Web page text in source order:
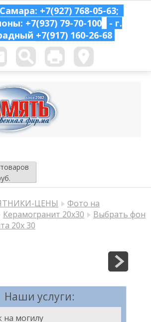
+7(927) 768-05-63;
+7(937) 79-70-100
- г.
+7(917) 160-26-68
товаров
ЦЕНЫ
Фото на
Керамогранит 20х30
Выбрать фон
20х 30
Наши услуги:
на могилу